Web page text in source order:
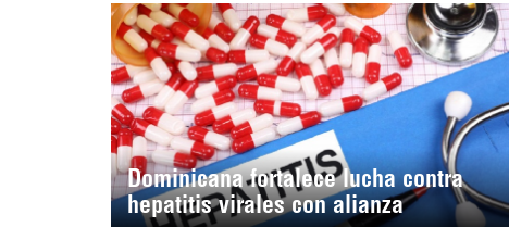
Dominicana fortalece lucha contra
hepatitis virales con alianza